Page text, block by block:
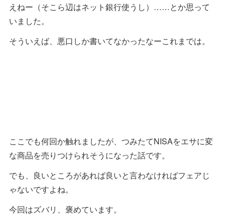
えねー（そこら辺はネット銀行使うし）……とか思って
いました。
そういえば、悪口しか書いてなかったなーこれまでは。
ここでも何回か触れましたが、つみたてNISAをエサに変
な商品を売りつけられそうになった話です。
でも、良いところがあれば良いと言わなければフェアじ
ゃないですよね。
今回はズバリ、褒めています。